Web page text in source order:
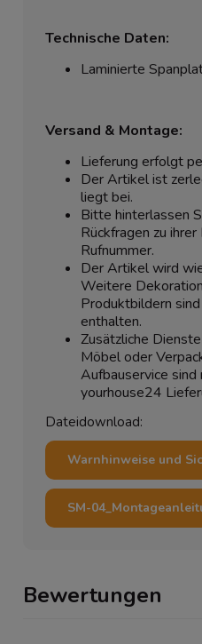
Technische Daten:
Laminierte
Versand & Montage:
Lieferung erfolgt
Der Artikel ist
liegt bei.
Bitte hinterlassen
Rückfragen zu
Rufnummer.
Der Artikel wird
Weitere
Produktbildern
enthalten.
Zusätzliche
Möbel oder
Aufbauservice sind
yourhouse24
Dateidownload:
Warnhinweise und
SM-
Bewertungen